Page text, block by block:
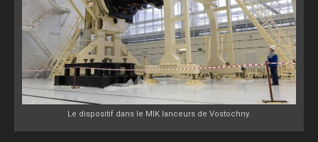
Le dispositif dans le MIK lanceurs de Vostochny.